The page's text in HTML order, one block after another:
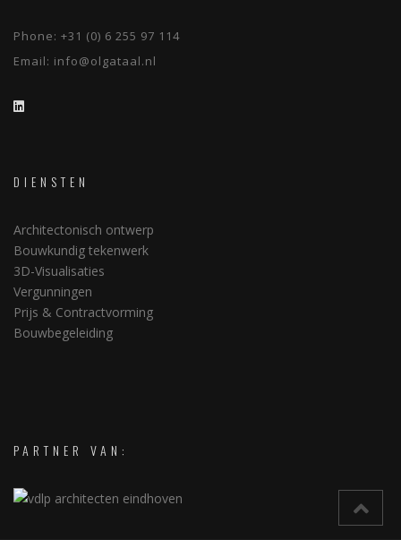
Phone: +31 (0) 6 255 97 114
Email: info@olgataal.nl
DIENSTEN
Architectonisch ontwerp
Bouwkundig tekenwerk
3D-Visualisaties
Vergunningen
Prijs & Contractvorming
Bouwbegeleiding
PARTNER VAN: